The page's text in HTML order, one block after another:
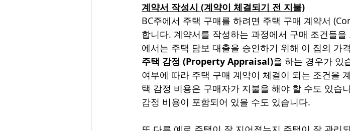
계약서 작성시 (계약이 체결되기 전 지불)
BC주에서 주택 구매를 하려면 주택 구매 계약서
합니다. 계약서를 작성하는 과정에서 구매 조건들
에서는 주택 담보 대출을 승인하기 위해 이 집
주택 감정 (Property Appraisal)을 하는 경우가 있
여부에 따라 주택 구매 계약이 체결이 되는 조건을
택 감정 비용은 구매자가 지불을 해야 할 수도 있습
감정 비용이 포함되어 있을 수도 있습니다.